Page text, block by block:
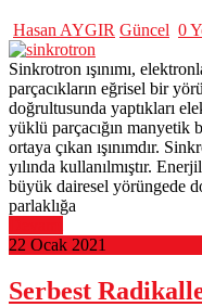
Hasan AYGIR Güncel 0
Sinkrotron ışınımı,
parçacıkların eğrisel bir
doğrultusunda yaptıkları
yüklü parçacığın manyetik
ortaya çıkan ışınımdır.
yılında kullanılmıştır.
büyük dairesel yörüngede
parlaklığa
22 Ocak 2021
Serbest